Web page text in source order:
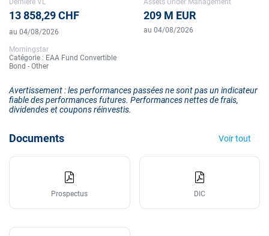
Dernière VL
13 858,29 CHF
au 04/08/2026
Assets Under Management
209 M EUR
au 04/08/2026
Morningstar
Catégorie : EAA Fund Convertible
Bond - Other
Avertissement : les performances passées ne sont pas un indicateur
fiable des performances futures. Performances nettes de frais,
dividendes et coupons réinvestis.
Documents Voir tout
Prospectus DIC